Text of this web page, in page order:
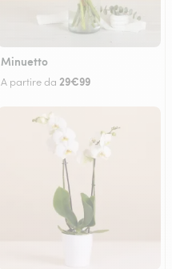
Minuetto
A partire da 29€99